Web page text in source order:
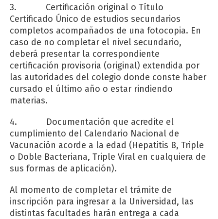
3. Certificación original o Título
Certificado Único de estudios secundarios
completos acompañados de una fotocopia. En
caso de no completar el nivel secundario,
deberá presentar la correspondiente
certificación provisoria (original) extendida por
las autoridades del colegio donde conste haber
cursado el último año o estar rindiendo
materias.
4. Documentación que acredite el
cumplimiento del Calendario Nacional de
Vacunación acorde a la edad (Hepatitis B, Triple
o Doble Bacteriana, Triple Viral en cualquiera de
sus formas de aplicación).
Al momento de completar el trámite de
inscripción para ingresar a la Universidad, las
distintas facultades harán entrega a cada